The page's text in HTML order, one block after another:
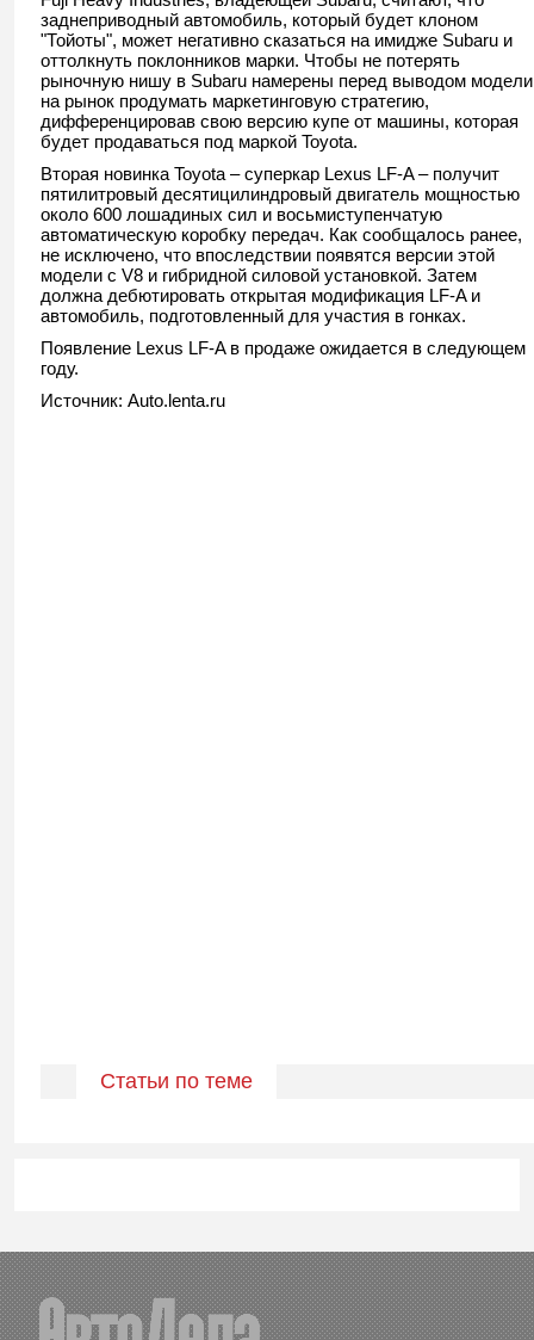
заднеприводный автомобиль, который будет клоном
"Тойоты", может негативно сказаться на имидже Subaru и
оттолкнуть поклонников марки. Чтобы не потерять
рыночную нишу в Subaru намерены перед выводом модели
на рынок продумать маркетинговую стратегию,
дифференцировав свою версию купе от машины, которая
будет продаваться под маркой Toyota.
Вторая новинка Toyota – суперкар Lexus LF-A – получит
пятилитровый десятицилиндровый двигатель мощностью
около 600 лошадиных сил и восьмиступенчатую
автоматическую коробку передач. Как сообщалось ранее,
не исключено, что впоследствии появятся версии этой
модели с V8 и гибридной силовой установкой. Затем
должна дебютировать открытая модификация LF-A и
автомобиль, подготовленный для участия в гонках.
Появление Lexus LF-A в продаже ожидается в следующем
году.
Источник: Auto.lenta.ru
Статьи по теме